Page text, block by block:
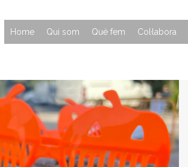
Home Qui som Què fem Col·labora